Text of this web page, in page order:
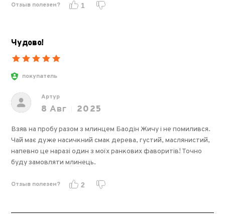
Отзыв полезен? 1
Чудово!
покупатель
Артур
8 Авг 2025
Взяв на пробу разом з млинцем Баодін Жичу і не помилився.
Чай має дуже насичкний смак дерева, густий, маслянистий,
напевно це наразі один з моїх ранкових фаворитів! Точно
буду замовляти млинець.
Отзыв полезен? 2